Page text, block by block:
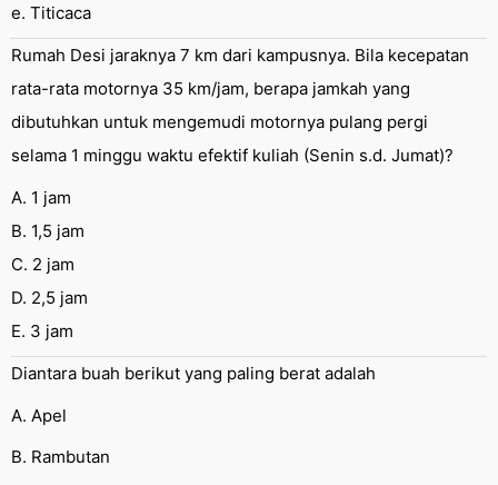
e. Titicaca
Rumah Desi jaraknya 7 km dari kampusnya. Bila kecepatan
rata-rata motornya 35 km/jam, berapa jamkah yang
dibutuhkan untuk mengemudi motornya pulang pergi
selama 1 minggu waktu efektif kuliah (Senin s.d. Jumat)?
A. 1 jam
B. 1,5 jam
C. 2 jam
D. 2,5 jam
E. 3 jam
Diantara buah berikut yang paling berat adalah
A. Apel
B. Rambutan